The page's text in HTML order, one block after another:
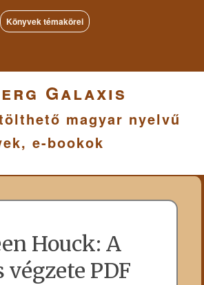
Könyvek témakörei
Galaxis
magyar nyelvű
e-bookok
Houck: A
PDF